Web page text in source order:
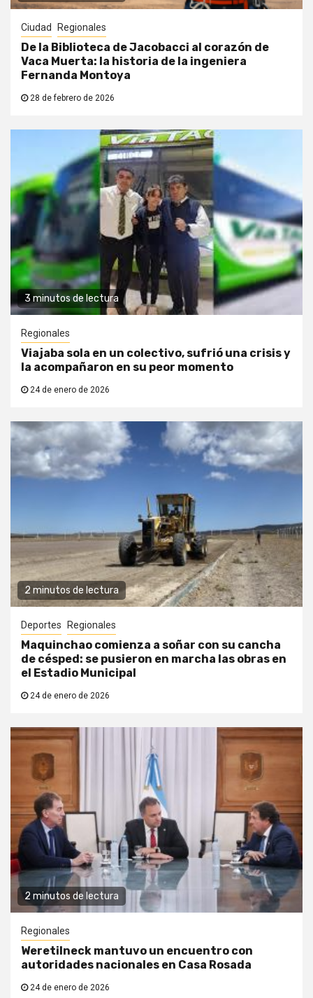
Ciudad Regionales
De la Biblioteca de Jacobacci al corazón de
Vaca Muerta: la historia de la ingeniera
Fernanda Montoya
28 de febrero de 2026
3 minutos de lectura
Regionales
Viajaba sola en un colectivo, sufrió una crisis y
la acompañaron en su peor momento
24 de enero de 2026
2 minutos de lectura
Deportes Regionales
Maquinchao comienza a soñar con su cancha
de césped: se pusieron en marcha las obras en
el Estadio Municipal
24 de enero de 2026
2 minutos de lectura
Regionales
Weretilneck mantuvo un encuentro con
autoridades nacionales en Casa Rosada
24 de enero de 2026